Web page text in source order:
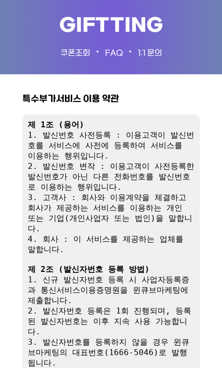
GIFTTING
쿠폰조회 • FAQ • 1:1 문의
특수부가서비스 이용 약관
제 1조 (용어)
1. 발신번호 사전등록 : 이용고객이 발신번
호를 서비스에 사전에 등록하여 서비스를
이용하는 행위입니다.
2. 발신번호 변작 : 이용고객이 사전등록한
발신번호가 아닌 다른 전화번호를 발신번호
로 이용하는 행위입니다.
3. 고객사 : 회사와 이용계약을 체결하고
회사가 제공하는 서비스를 이용하는 개인
또는 기업(개인사업자 또는 법인)을 말합니
다.
4. 회사 : 이 서비스를 제공하는 업체를
말합니다.
제 2조 (발신자번호 등록 방법)
1. 신규 발신자번호 등록 시 사업자등록증
과 통신서비스이용증명원을 윈큐브마케팅에
제출합니다.
2. 발신자번호 등록은 1회 진행되며, 등록
된 발신자번호는 이후 지속 사용 가능합니
다.
3. 발신자번호를 등록하지 않을 경우 윈큐
브마케팅의 대표번호(1666-5046)로 발행
됩니다.